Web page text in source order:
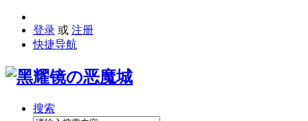
登录 或 注册
快捷导航
搜索